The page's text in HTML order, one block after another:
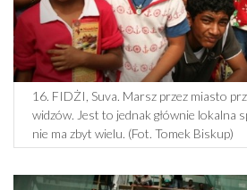
16. FIDŻI, Suva. Marsz przez miasto
widzów. Jest to jednak głównie lokalna
nie ma zbyt wielu. (Fot. Tomek Biskup)